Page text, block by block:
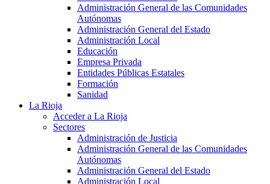
Administración General de las Comunidades
Autónomas
Administración General del Estado
Administración Local
Educación
Empresa Privada
Entidades Públicas Estatales
Formación
Sanidad
La Rioja
Acceder a La Rioja
Sectores
Administración de Justicia
Administración General de las Comunidades
Autónomas
Administración General del Estado
Administración Local